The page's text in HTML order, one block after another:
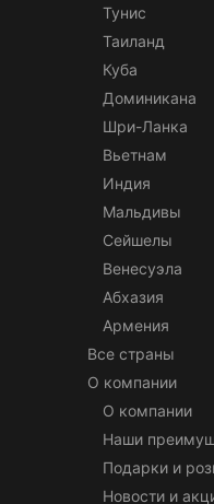
Тунис
Таиланд
Куба
Доминикана
Шри-Ланка
Вьетнам
Индия
Мальдивы
Сейшелы
Венесуэла
Абхазия
Армения
Все страны
О компании
О компании
Наши
Подарки и
Новости и